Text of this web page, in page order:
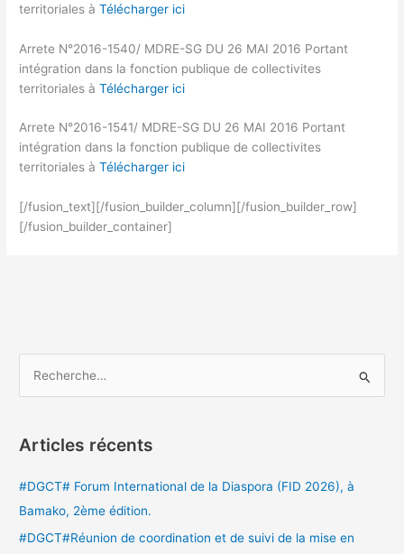
territoriales à Télécharger ici
Arrete N°2016-1540/ MDRE-SG DU 26 MAI 2016 Portant
intégration dans la fonction publique de collectivites
territoriales àTélécharger ici
Arrete N°2016-1541/ MDRE-SG DU 26 MAI 2016 Portant
intégration dans la fonction publique de collectivites
territoriales àTélécharger ici
[/fusion_text][/fusion_builder_column][/fusion_builder_row]
[/fusion_builder_container]
h
Articles récents
#DGCT# Forum International de la Diaspora (FID 2026), à
Bamako, 2ème édition.
#DGCT#Réunion de coordination et de suivi de la mise en